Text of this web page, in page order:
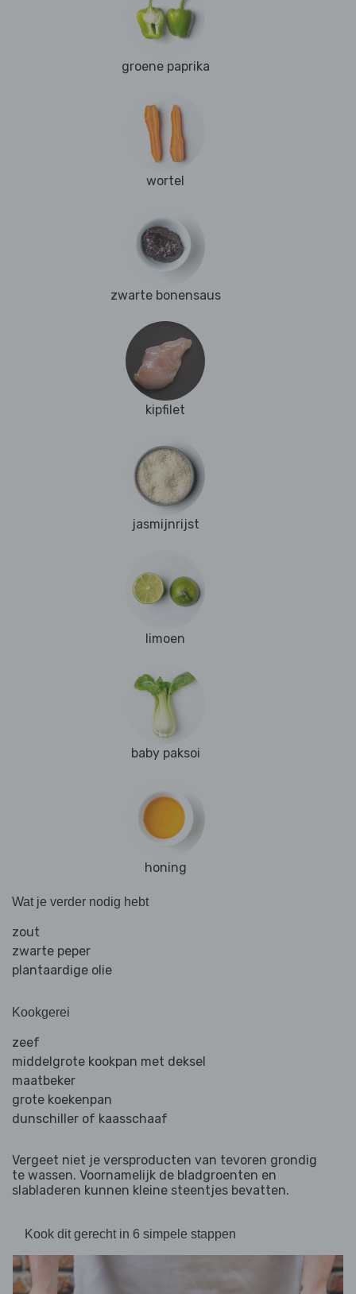
groene paprika
wortel
zwarte bonensaus
kipfilet
jasmijnrijst
limoen
baby paksoi
honing
Wat je verder nodig hebt
zout
zwarte peper
plantaardige olie
Kookgerei
zeef
middelgrote kookpan met deksel
maatbeker
grote koekenpan
dunschiller of kaasschaaf
Vergeet niet je versproducten van tevoren grondig
te wassen. Voornamelijk de bladgroenten en
slabladeren kunnen kleine steentjes bevatten.
Kook dit gerecht in 6 simpele stappen